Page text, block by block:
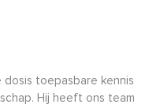
toepasbare kennis
Hij heeft ons team